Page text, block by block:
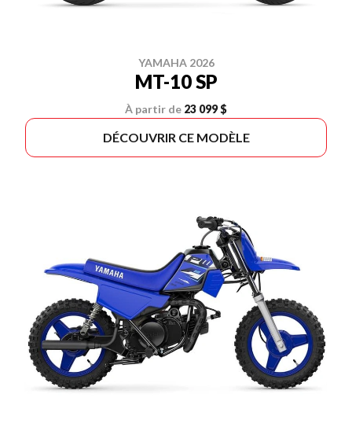
YAMAHA 2026
MT-10 SP
À partir de 23 099 $
DÉCOUVRIR CE MODÈLE